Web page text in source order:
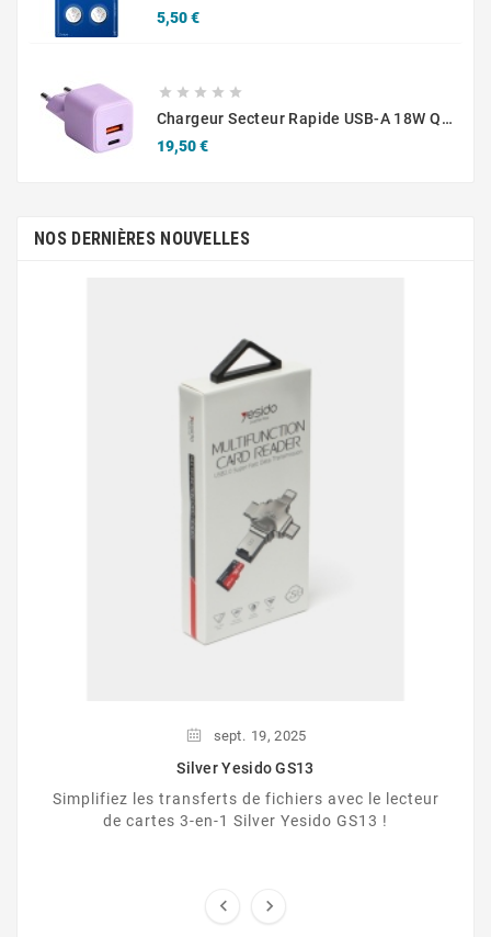
5,50 €Prix
    
Chargeur Secteur Rapide USB-A 18W QC / USB-C 30W PD Compact GaN
19,50 €Prix
NOS DERNIÈRES NOUVELLES
sept. 19, 2025
Silver Yesido GS13
Simplifiez les transferts de fichiers avec le lecteur
de cartes 3-en-1 Silver Yesido GS13 !
 